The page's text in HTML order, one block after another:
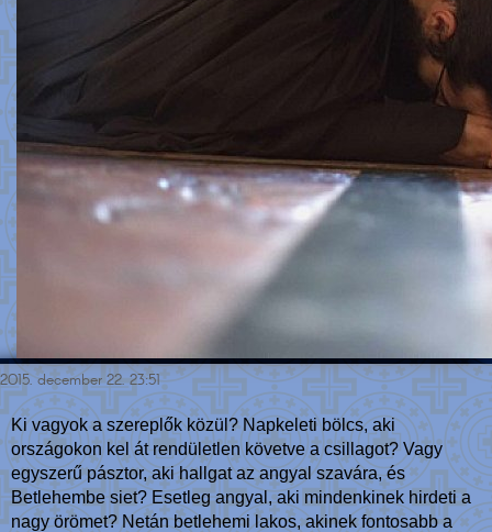
2015. december 22. 23:51
Ki vagyok a szereplők közül? Napkeleti bölcs, aki
országokon kel át rendületlen követve a csillagot? Vagy
egyszerű pásztor, aki hallgat az angyal szavára, és
Betlehembe siet? Esetleg angyal, aki mindenkinek hirdeti a
nagy örömet? Netán betlehemi lakos, akinek fontosabb a